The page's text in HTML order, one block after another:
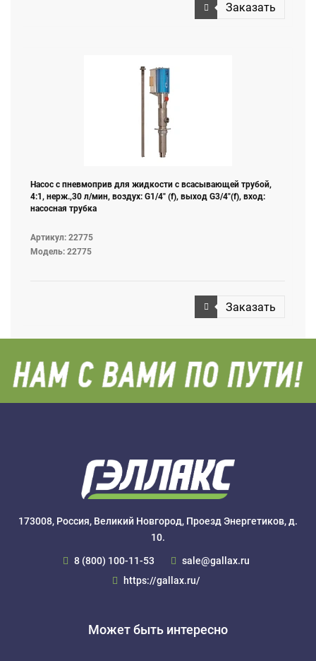
Заказать
Насос с пневмоприв для жидкости с всасывающей трубой,
4:1, нерж.,30 л/мин, воздух: G1/4" (f), выход G3/4"(f), вход:
насосная трубка
Артикул: 22775
Модель: 22775
Заказать
173008, Россия, Великий Новгород, Проезд Энергетиков, д.
10.
8 (800) 100-11-53
sale@gallax.ru
https://gallax.ru/
Может быть интересно